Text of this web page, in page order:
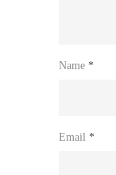
Name *
Email *